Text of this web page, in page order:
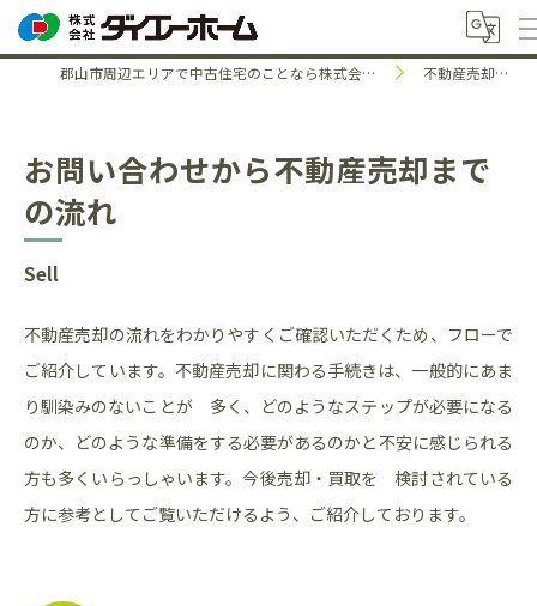
郡山市周辺エリアで中古住宅のことなら株式会社ダイエーホーム 不動産売却の流れ
お問い合わせから不動産売却まで
の流れ
Sell
不動産売却の流れをわかりやすくご確認いただくため、フローで
ご紹介しています。不動産売却に関わる手続きは、一般的にあま
り馴染みのないことが 多く、どのようなステップが必要になる
のか、どのような準備をする必要があるのかと不安に感じられる
方も多くいらっしゃいます。今後売却・買取を 検討されている
方に参考としてご覧いただけるよう、ご紹介しております。